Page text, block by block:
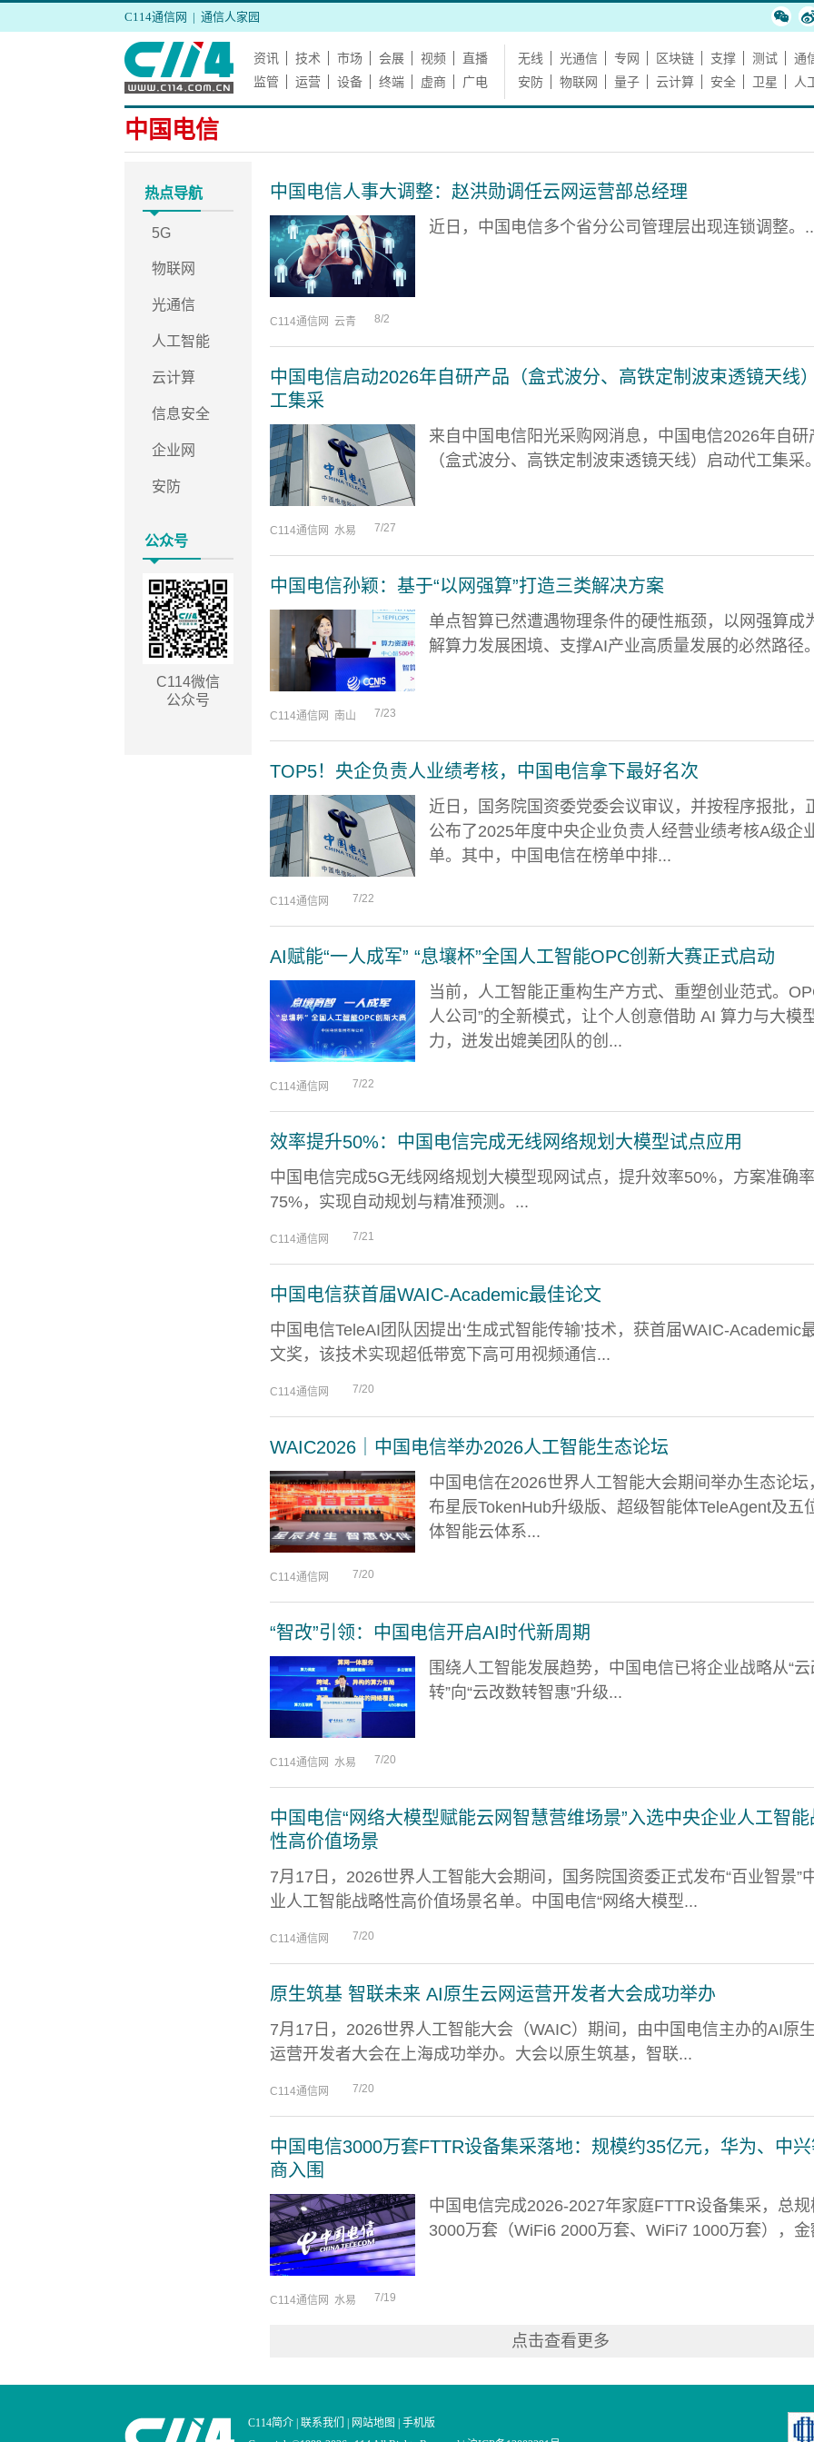
C114通信网 | 通信人家园
资讯 技术 市场 会展 视频
直播
监管
运营 设备 终端 虚商 广电
无线 光通信 专网 区块链 支撑 测试
通
安防
物联网 量子 云计算 安全 卫星 人
中国电信
热点导航
5G
物联网
光通信
人工智能
云计算
信息安全
企业网
安防
公众号
C114微信
公众号
中国电信人事大调整：赵洪勋调任云网运营部总经理
近日，中国电信多个省分公司管理层出现连锁调整。
C114通信网 云青 8/2
中国电信启动2026年自研产品（盒式波分、高铁定制波束透镜天线
工集采
来自中国电信阳光采购网消息，中国电信2026年自研
（盒式波分、高铁定制波束透镜天线）启动代工集采
C114通信网 水易 7/27
中国电信孙颖：基于“以网强算”打造三类解决方案
单点智算已然遭遇物理条件的硬性瓶颈，以网强算成
解算力发展困境、支撑AI产业高质量发展的必然路径
C114通信网 南山 7/23
TOP5！央企负责人业绩考核，中国电信拿下最好名次
近日，国务院国资委党委会议审议，并按程序报批，
公布了2025年度中央企业负责人经营业绩考核A级企
单。其中，中国电信在榜单中排...
C114通信网 7/22
AI赋能“一人成军” “息壤杯”全国人工智能OPC创新大赛正式启动
当前，人工智能正重构生产方式、重塑创业范式。
人公司”的全新模式，让个人创意借助 AI 算力与大模
力，迸发出媲美团队的创...
C114通信网 7/22
效率提升50%：中国电信完成无线网络规划大模型试点应用
中国电信完成5G无线网络规划大模型现网试点，提升效率50%，方案准确
75%，实现自动规划与精准预测。...
C114通信网 7/21
中国电信获首届WAIC-Academic最佳论文
中国电信TeleAI团队因提出‘生成式智能传输’技术，获首届WAIC-Academic
文奖，该技术实现超低带宽下高可用视频通信...
C114通信网 7/20
WAIC2026｜中国电信举办2026人工智能生态论坛
中国电信在2026世界人工智能大会期间举办生态论坛
布星辰TokenHub升级版、超级智能体TeleAgent及五
体智能云体系...
C114通信网 7/20
“智改”引领：中国电信开启AI时代新周期
围绕人工智能发展趋势，中国电信已将企业战略从“云
转”向“云改数转智惠”升级...
C114通信网 水易 7/20
中国电信“网络大模型赋能云网智慧营维场景”入选中央企业人工智
性高价值场景
7月17日，2026世界人工智能大会期间，国务院国资委正式发布“百业智景”
业人工智能战略性高价值场景名单。中国电信“网络大模型...
C114通信网 7/20
原生筑基 智联未来 AI原生云网运营开发者大会成功举办
7月17日，2026世界人工智能大会（WAIC）期间，由中国电信主办的AI原
运营开发者大会在上海成功举办。大会以原生筑基，智联...
C114通信网 7/20
中国电信3000万套FTTR设备集采落地：规模约35亿元，华为、中
商入围
中国电信完成2026-2027年家庭FTTR设备集采，总规
3000万套（WiFi6 2000万套、WiFi7 1000万套），金
C114通信网 水易 7/19
点击查看更多
C114简介 联系我们 网站地图
手机版